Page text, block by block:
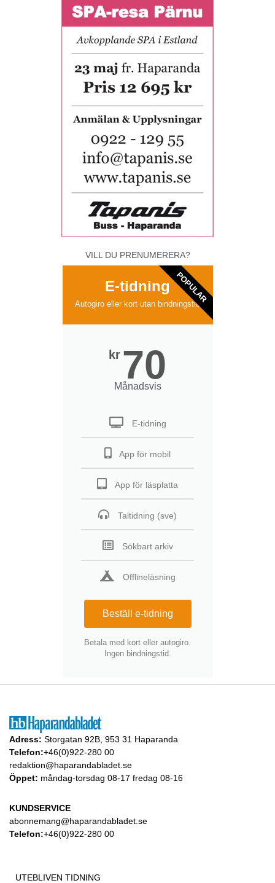
VILL DU PRENUMERERA?
E-tidning
Autogiro eller kort utan bindningstid
kr 70
Månadsvis
E-tidning
App för mobil
App för läsplatta
Taltidning (sve)
Sökbart arkiv
Offlineläsning
Beställ e-tidning
Betala med kort eller autogiro.
Ingen bindningstid.
POPULAR
Adress: Storgatan 92B, 953 31 Haparanda
Telefon:+46(0)922-280 00
redaktion@haparandabladet.se
Öppet: måndag-torsdag 08-17 fredag 08-16
KUNDSERVICE
abonnemang@haparandabladet.se
Telefon:+46(0)922-280 00
UTEBLIVEN TIDNING